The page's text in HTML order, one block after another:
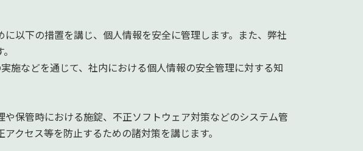
以下の措置を講じ、個人情報を安全に管理します。また、弊社
施などを通じて、社内における個人情報の安全管理に対する知
保管時における施錠、不正ソフトウェア対策などのシステム管
クセス等を防止するための諸対策を講じます。